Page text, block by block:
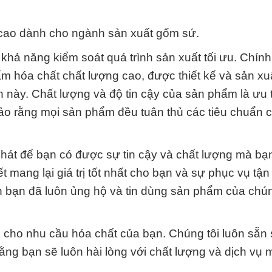
dành cho ngành sản xuất gốm sứ.
năng kiểm soát quá trình sản xuất tối ưu.
hóa chất chất lượng cao, được thiết kế và sản
Chất lượng và độ tin cậy của sản phẩm là ưu
rằng mọi sản phẩm đều tuân thủ các tiêu chuẩn
để bạn có được sự tin cậy và chất lượng mà
mang lại giá trị tốt nhất cho bạn và sự phục vụ
đã luôn ủng hộ và tin dùng sản phẩm của
nhu cầu hóa chất của bạn. Chúng tôi luôn sẵn
bạn sẽ luôn hài lòng với chất lượng và dịch vụ